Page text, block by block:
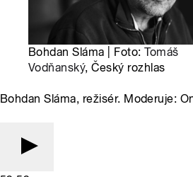
Bohdan Sláma | Foto:Tomáš
Vodňanský, Český rozhlas
Bohdan Sláma, režisér. Moderuje: